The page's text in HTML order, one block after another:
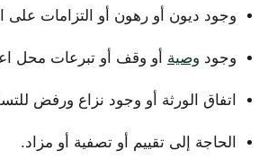
وجود ديون أو رهون أو التزامات على
وجود وصية أو وقف أو تبرعات محل
اتفاق الورثة أو وجود نزاع ورفض
الحاجة إلى تقييم أو تصفية أو مزاد.